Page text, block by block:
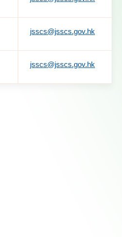
jsscs@jsscs.gov.hk
jsscs@jsscs.gov.hk